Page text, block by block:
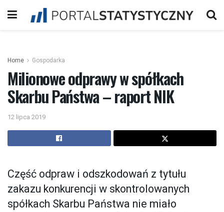
Home Gospodarka
Milionowe odprawy w spółkach
Skarbu Państwa – raport NIK
12 lipca 2019
Część odpraw i odszkodowań z tytułu
zakazu konkurencji w skontrolowanych
spółkach Skarbu Państwa nie miało